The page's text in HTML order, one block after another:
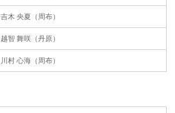
吉木 央夏（周布）
越智 舞咲（丹原）
川村 心海（周布）